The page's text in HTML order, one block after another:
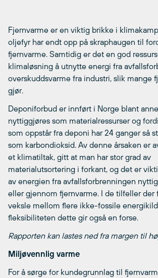
Fjernvarme er en viktig brikke i
oljefyr har endt opp på skraphaugen til
fjernvarme. Samtidig er det en god
klimaløsning å utnytte energi fra
overskuddsvarme fra industri, slik mange
gjør.
Deponiforbud er innført i Norge blant
nyttiggjøres som materialressurser og
som oppstår fra deponi har 24 ganger så
som karbondioksid. Av denne årsaken er
et klimatiltak, gitt at man har stor grad av
materialutsortering i forkant, og det er
av energien fra avfallsforbrenningen
eller gjennom fjernvarme. I de tilfeller der
veksle mellom flere ikke-fossile
fleksibiliteten dette gir også en forse.
Rapporten kan lastes ned fra margen til
Miljøvennlig varme
For å sørge for kundegrunnlag til